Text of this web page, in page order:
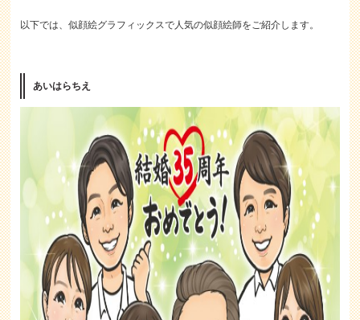
以下では、似顔絵グラフィックスで人気の似顔絵師をご紹介します。
あいはらちえ